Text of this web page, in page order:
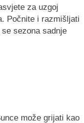
za uzgoj
Počnite i razmišljati
sezona sadnje
može grijati kao